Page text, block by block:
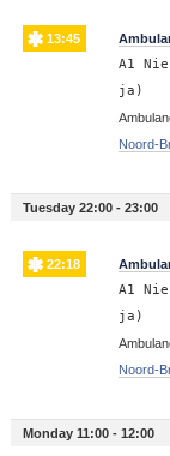
13:45
A1
ja)
Noord-
Tuesday 22:00 - 23:00
22:18
A1
ja)
Noord-
Monday 11:00 - 12:00